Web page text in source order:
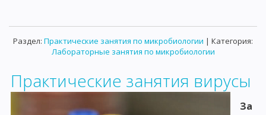
Раздел: Практические занятия по микробиологии | Категория:
Лабораторные занятия по микробиологии
Практические занятия вирусы
За